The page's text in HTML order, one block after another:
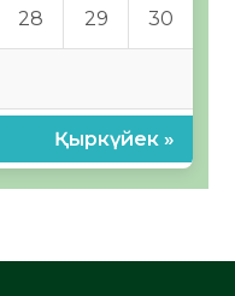
28 29 30
Қыркүйек »